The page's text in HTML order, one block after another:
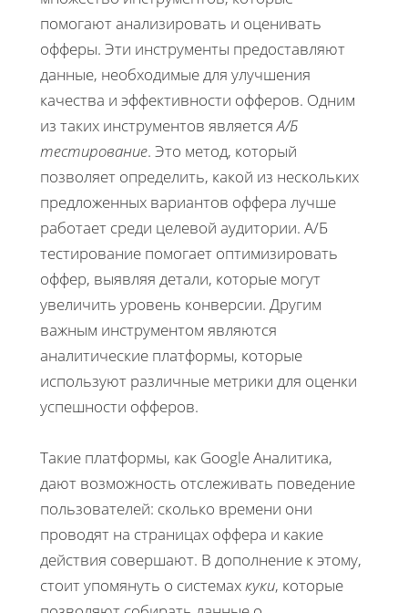
помогают анализировать и оценивать
офферы. Эти инструменты предоставляют
данные, необходимые для улучшения
качества и эффективности офферов. Одним
из таких инструментов являетсяА/Б
тестирование. Это метод, который
позволяет определить, какой из нескольких
предложенных вариантов оффера лучше
работает среди целевой аудитории. А/Б
тестирование помогает оптимизировать
оффер, выявляя детали, которые могут
увеличить уровень конверсии. Другим
важным инструментом являются
аналитические платформы, которые
используют различные метрики для оценки
успешности офферов.
Такие платформы, как Google Аналитика,
дают возможность отслеживать поведение
пользователей: сколько времени они
проводят на страницах оффера и какие
действия совершают. В дополнение к этому,
стоит упомянуть о системахкуки, которые